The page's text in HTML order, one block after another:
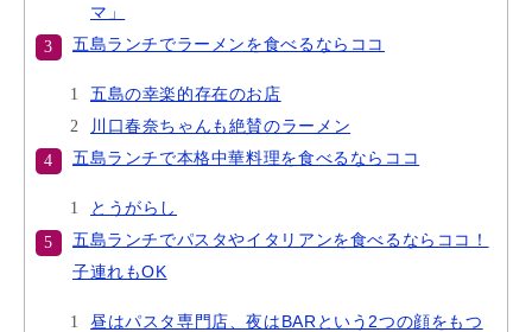
マ」
五島ランチでラーメンを食べるならココ
五島の幸楽的存在のお店
川口春奈ちゃんも絶賛のラーメン
五島ランチで本格中華料理を食べるならココ
とうがらし
五島ランチでパスタやイタリアンを食べるならココ！
子連れもOK
昼はパスタ専門店、夜はBARという2つの顔をもつ